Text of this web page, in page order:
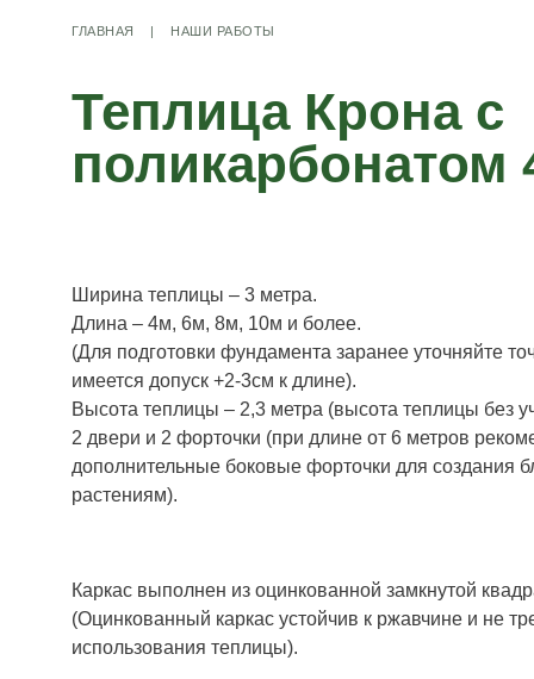
ГЛАВНАЯ | НАШИ РАБОТЫ
Теплица Крона с
поликарбонатом
Ширина теплицы – 3 метра.
Длина – 4м, 6м, 8м, 10м и более.
(Для подготовки фундамента заранее уточняйте
имеется допуск +2-3см к длине).
Высота теплицы – 2,3 метра (высота теплицы без
2 двери и 2 форточки (при длине от 6 метров
дополнительные боковые форточки для создания
растениям).
Каркас выполнен из оцинкованной замкнутой
(Оцинкованный каркас устойчив к ржавчине и не
использования теплицы).